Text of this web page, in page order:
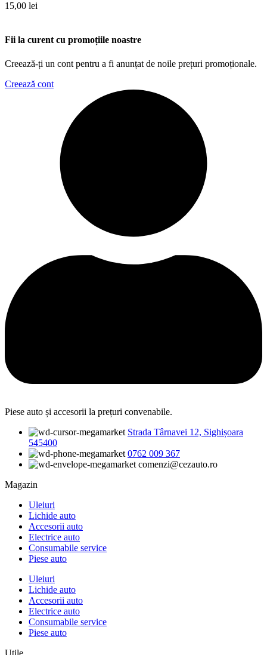
15,00 lei
Fii la curent cu promoțiile noastre
Creează-ți un cont pentru a fi anunțat de noile prețuri promoționale.
Creează cont
Piese auto și accesorii la prețuri convenabile.
Strada Târnavei 12, Sighișoara
545400
0762 009 367
comenzi@cezauto.ro
Magazin
Uleiuri
Lichide auto
Accesorii auto
Electrice auto
Consumabile service
Piese auto
Uleiuri
Lichide auto
Accesorii auto
Electrice auto
Consumabile service
Piese auto